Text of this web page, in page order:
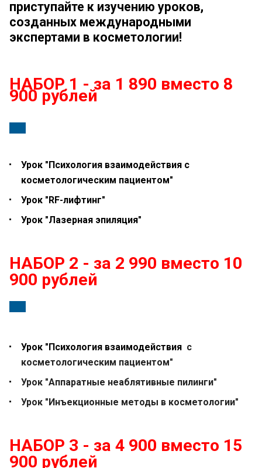
приступайте к изучению уроков,
созданных международными
экспертами в косметологии!
НАБОР1 - за 1 890 вместо 8
900 рублей
Урок "Психология взаимодействия с
косметологическим пациентом"
Урок "RF-лифтинг"
Урок "Лазерная эпиляция"
НАБОР 2 - за 2 990 вместо 10
900 рублей
Урок "Психология взаимодействия с
косметологическим пациентом"
Урок "Аппаратные неаблятивные пилинги"
Урок "Инъекционные методы в косметологии"
НАБОР 3 - за 4 900 вместо 15
900 рублей